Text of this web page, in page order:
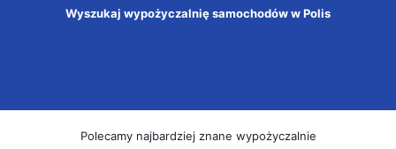
Wyszukaj wypożyczalnię samochodów w Polis
Polecamy najbardziej znane wypożyczalnie